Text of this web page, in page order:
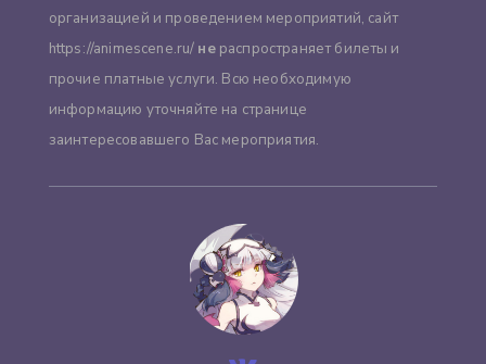
организацией и проведением мероприятий, сайт
https://animescene.ru/ нераспространяет билеты и
прочие платные услуги. Всю необходимую
информацию уточняйте на странице
заинтересовавшего Вас мероприятия.